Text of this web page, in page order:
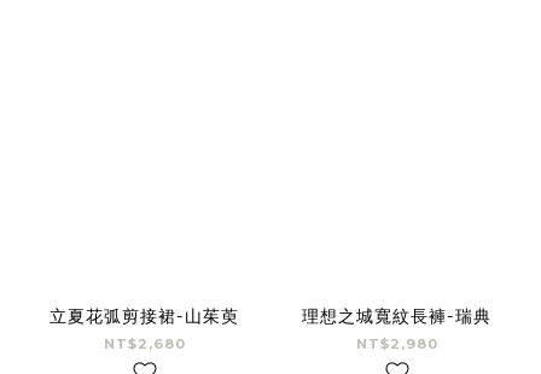
立夏花弧剪接裙-山茱萸
NT$2,680
理想之城寬紋長褲-瑞典
NT$2,980